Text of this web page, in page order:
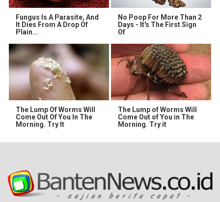
Fungus Is A Parasite, And
It Dies From A Drop Of
Plain...
No Poop For More Than 2
Days - It's The First Sign
Of
The Lump Of Worms Will
Come Out Of You In The
Morning. Try It
The Lump of Worms Will
Come Out of You in The
Morning. Try it